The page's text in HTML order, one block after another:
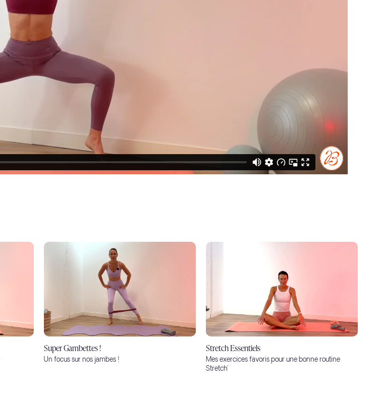
Super Gambettes !
Un focus sur nos jambes !
Stretch Essentiels
Mes exercices favoris pour une bonne routine
Stretch'